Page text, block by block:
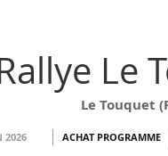
Le
Le Touquet
2026 ACHAT PROGRAMME